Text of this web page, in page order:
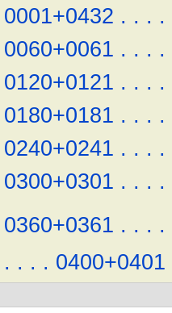
0001+0432 . . . .
0060+0061 . . . .
0120+0121 . . . .
0180+0181 . . . .
0240+0241 . . . .
0300+0301 . . . .
0360+0361 . . . .
. . . . 0400+0401